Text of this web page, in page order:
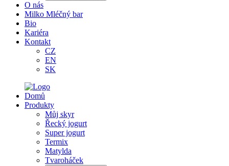
O nás
Milko Mléčný bar
Bio
Kariéra
Kontakt
CZ
EN
SK
Domů
Produkty
Můj skyr
Řecký jogurt
Super jogurt
Termix
Matylda
Tvaroháček